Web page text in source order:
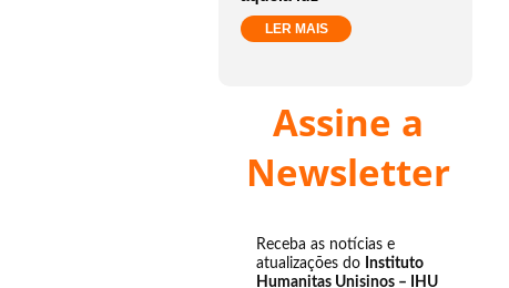
LER MAIS
Assine a
Newsletter
Receba as notícias e
atualizações do Instituto
Humanitas Unisinos – IHU